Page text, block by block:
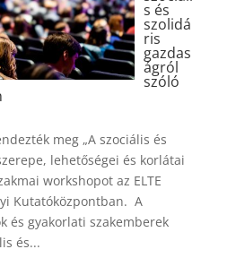
s és
szolidá
ris
gazdas
ágról
szóló
meg „A szociális és
lehetőségei és korlátai
workshopot az ELTE
Kutatóközpontban. A
és gyakorlati szakemberek
és...